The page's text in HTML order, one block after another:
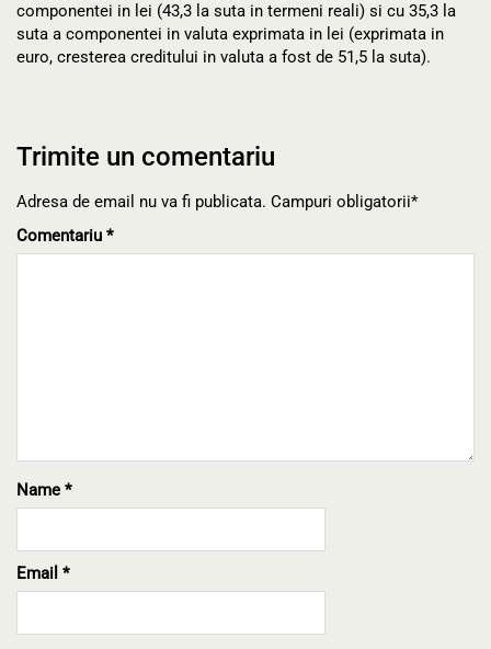
componentei in lei (43,3 la suta in termeni reali) si cu 35,3 la
suta a componentei in valuta exprimata in lei (exprimata in
euro, cresterea creditului in valuta a fost de 51,5 la suta).
Trimite un comentariu
Adresa de email nu va fi publicata. Campuri obligatorii*
Comentariu *
Name *
Email *